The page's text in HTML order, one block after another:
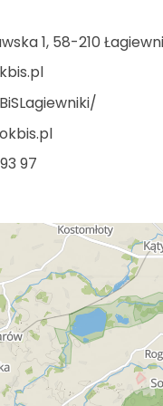
1, 58-210
97